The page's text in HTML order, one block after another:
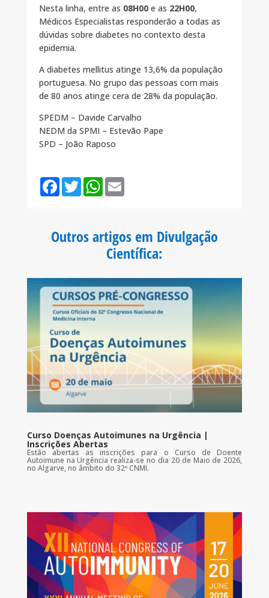
Nesta linha, entre as 08H00e as 22H00,
Médicos Especialistas responderão a todas as
dúvidas sobre diabetes no contexto desta
epidemia.
A diabetes mellitus atinge 13,6% da população
portuguesa. No grupo das pessoas com mais
de 80 anos atinge cera de 28% da população.
SPEDM – Davide Carvalho
NEDM da SPMI – Estevão Pape
SPD – João Raposo
F
o
T
w
r
W
A
p
p
E
Outros artigos em Divulgação
Científica:
Curso Doenças Autoimunes na Urgência |
Inscrições Abertas
Estão abertas as inscrições para o Curso de Doente
Autoimune na Urgência realiza-se no dia 20 de Maio de 2026,
no Algarve, no âmbito do 32º CNMI.